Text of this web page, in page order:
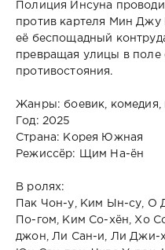
Полиция Инсуна
против картеля Мин Джу
её беспощадный
превращая улицы в поле
противостояния.
Жанры: боевик, комедия,
Год: 2025
Страна: Корея Южная
Режиссёр: Щим На-ён
В ролях:
Пак Чон-у, Ким Ын-су, О
По-гом, Ким Со-хён, Хо
джон, Ли Сан-и, Ли Джи-